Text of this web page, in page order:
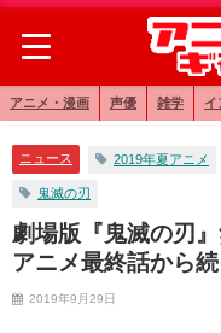
アニメ・漫画 声優 雑学 イ
ニュース 2019年夏アニメ
鬼滅の刃
劇場版『鬼滅の刃
アニメ最終話から
2019年9月29日